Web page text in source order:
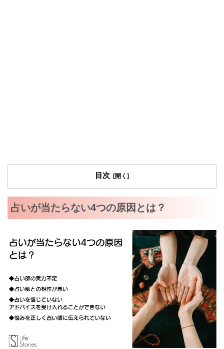
目次
占いが当たらない4つの原因とは？